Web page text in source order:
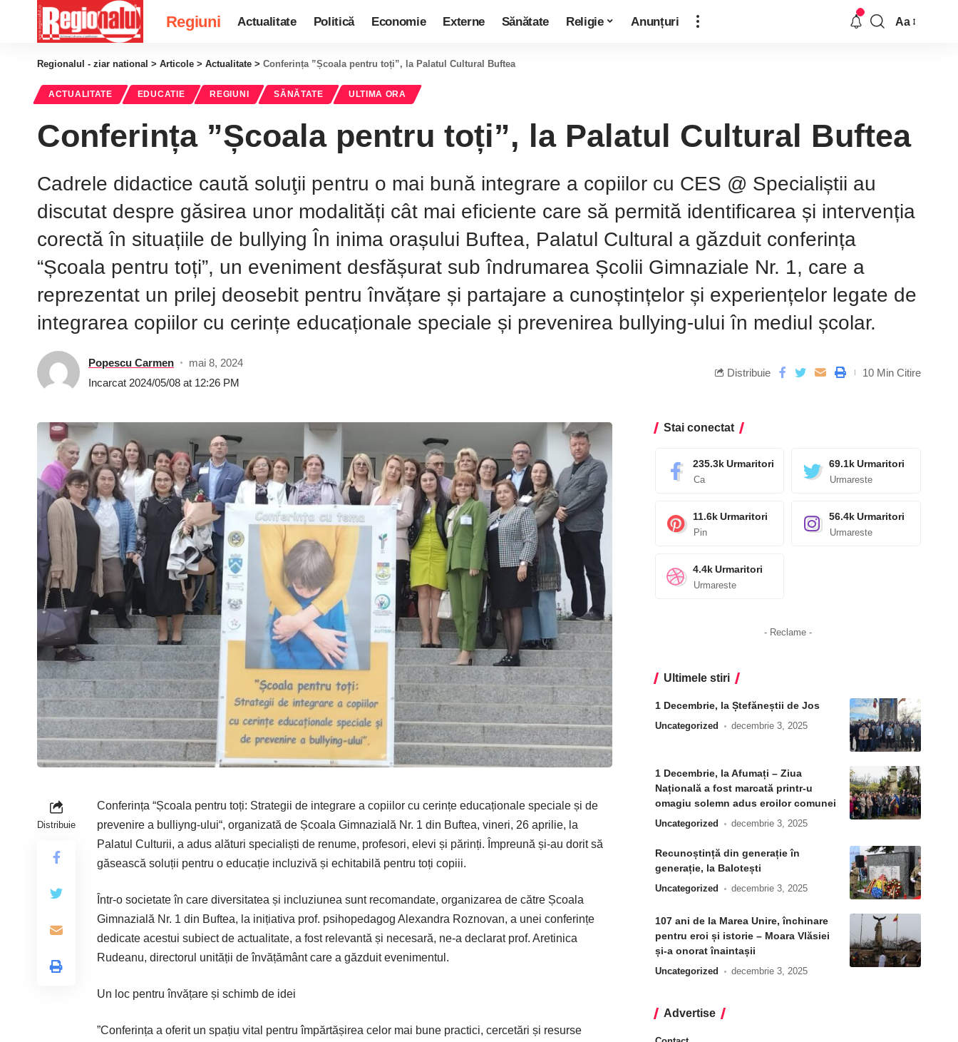
Regiuni Actualitate Politică Economie Externe Sănătate Religie Anunțuri Aa
Regionalul - ziar national > Articole > Actualitate > Conferința ”Școala pentru toți”, la Palatul Cultural Buftea
ACTUALITATE EDUCATIE REGIUNI SĂNĂTATE ULTIMA ORA
Conferința ”Școala pentru toți”, la Palatul Cultural Buftea
Cadrele didactice caută soluţii pentru o mai bună integrare a copiilor cu CES @ Specialiștii au
discutat despre găsirea unor modalități cât mai eficiente care să permită identificarea și intervenția
corectă în situațiile de bullying În inima orașului Buftea, Palatul Cultural a găzduit conferința
“Școala pentru toți”, un eveniment desfășurat sub îndrumarea Școlii Gimnaziale Nr. 1, care a
reprezentat un prilej deosebit pentru învățare și partajare a cunoștințelor și experiențelor legate de
integrarea copiilor cu cerințe educaționale speciale și prevenirea bullying-ului în mediul școlar.
Popescu Carmen
mai 8, 2024
Incarcat 2024/05/08 at 12:26 PM
Distribuie 10 Min Citire
Distribuie
Conferința “Școala pentru toți: Strategii de integrare a copiilor cu cerințe educaționale speciale și de
prevenire a ­bulliyng-ului“, organizată de Școala Gimnazială Nr. 1 din Buftea, vineri, 26 aprilie, la
Palatul Culturii, a adus alături specialiști de renume, profesori, elevi și părinți. Împreună și-au dorit să
găsească soluții pentru o educație incluzivă și echitabilă pentru toți copiii.
Într-o societate în care diversitatea și incluziunea sunt recomandate, organizarea de către Școala
Gimnazială Nr. 1 din Buftea, la inițiativa prof. psihopedagog Alexandra Roznovan, a unei conferințe
dedicate acestui subiect de actualitate, a fost relevantă și necesară, ne-a declarat prof. Aretinica
Rudeanu, directorul unității de învățământ care a găzduit evenimentul.
Un loc pentru învățare și schimb de idei
”Conferința a oferit un spațiu vital pentru împărtășirea celor mai bune practici, cercetări și resurse
Stai conectat
235.3k Urmaritori
Ca
69.1k Urmaritori
Urmareste
11.6k Urmaritori
Pin
56.4k Urmaritori
Urmareste
4.4k Urmaritori
Urmareste
- Reclame -
Ultimele stiri
1 Decembrie, la Ștefăneștii de Jos
Uncategorized decembrie 3, 2025
1 Decembrie, la Afumați – Ziua
Națională a fost marcată printr-u
omagiu solemn adus eroilor comunei
Uncategorized decembrie 3, 2025
Recunoștință din generație în
generație, la Balotești
Uncategorized decembrie 3, 2025
107 ani de la Marea Unire, închinare
pentru eroi și istorie – Moara Vlăsiei
și-a onorat înaintașii
Uncategorized decembrie 3, 2025
Advertise